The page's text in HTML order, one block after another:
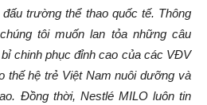
trường thể thao quốc tế. Thông
tôi muốn lan tỏa những câu
chinh phục đỉnh cao của các VĐV
thế hệ trẻ Việt Nam nuôi dưỡng và
Đồng thời, Nestlé MILO luôn tin